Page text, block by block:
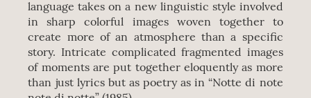
language takes on a new linguistic style involved
in sharp colorful images woven together to
create more of an atmosphere than a specific
story. Intricate complicated fragmented images
of moments are put together eloquently as more
than just lyrics but as poetry as in “Notte di note